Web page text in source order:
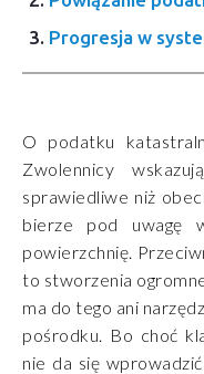
Progresja w
O podatku
Zwolennicy
sprawiedliwe niż
bierze pod uwagę
powierzchnię.
to stworzenia
ma do tego ani
pośrodku. Bo choć
nie da się